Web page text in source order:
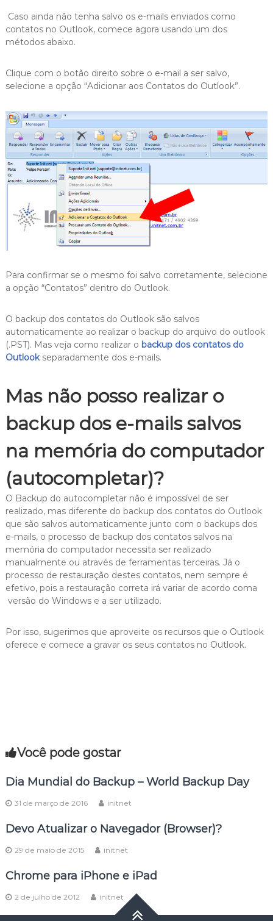
Caso ainda não tenha salvo os e-mails enviados como
contatos no Outlook, comece agora usando um dos
métodos abaixo.
Clique com o botão direito sobre o e-mail a ser salvo,
selecione a opção “Adicionar aos Contatos do Outlook”.
Para confirmar se o mesmo foi salvo corretamente, selecione
a opção “Contatos” dentro do Outlook.
O backup dos contatos do Outlook são salvos
automaticamente ao realizar o backup do arquivo do outlook
(.PST). Mas veja como realizar o backup dos contatos do
Outlookseparadamente dos e-mails.
Mas não posso realizar o
backup dos e-mails salvos
na memória do computador
(autocompletar)?
O Backup do autocompletar não é impossível de ser
realizado, mas diferente do backup dos contatos do Outlook
que são salvos automaticamente junto com o backups dos
e-mails, o processo de backup dos contatos salvos na
memória do computador necessita ser realizado
manualmente ou através de ferramentas terceiras. Já o
processo de restauração destes contatos, nem sempre é
efetivo, pois a restauração correta irá variar de acordo coma
versão do Windows e a ser utilizado.
Por isso, sugerimos que aproveite os recursos que o Outlook
oferece e comece a gravar os seus contatos no Outlook.
Você pode gostar
Dia Mundial do Backup – World Backup Day
31 de março de 2016 initnet
Devo Atualizar o Navegador (Browser)?
29 de maio de 2015 initnet
Chrome para iPhone e iPad
2 de julho de 2012 initnet